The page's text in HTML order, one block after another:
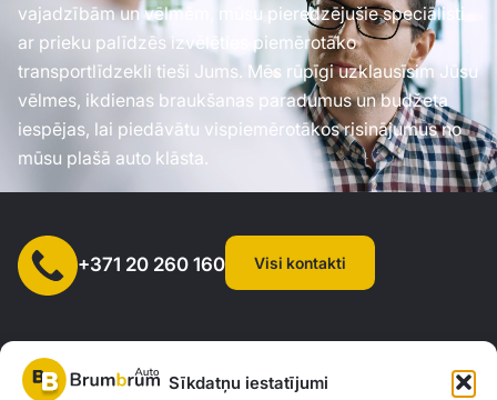
Sīkdatņu iestatījumi
vajadzībām un vēlmēm, mūsu pieredzējušie speciālisti
ar prieku palīdzēs izvēlēties piemērotāko
transportlīdzekli tieši Jums. Mēs rūpīgi uzklausīsim Jūsu
vēlmes, ikdienas braukšanas paradumus un budžeta
iespējas, lai piedāvātu vispiemērotākos risinājumus no
mūsu plašā auto klāsta.
+371 20 260 160 Visi kontakti